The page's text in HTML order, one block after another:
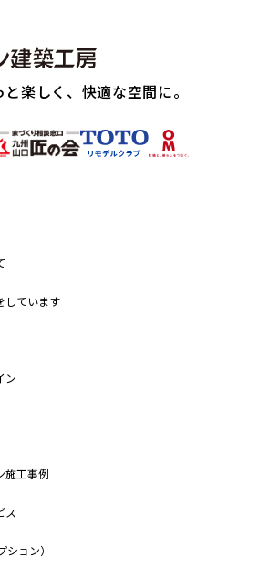
楽しく、快適な空間に。
しています
ン
施工事例
ス
ョン）